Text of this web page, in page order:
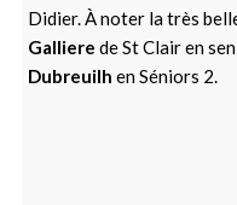
Didier. À noter la très
Galliere de St Clair en
Dubreuilh en Séniors 2.